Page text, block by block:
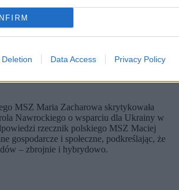
Deletion Data Access Privacy Policy
MSZ Maria Zacharowa skrytykowała
Nawrockiego o wsparciu dla Ukrainy w
rzecznik polskiego MSZ Maciej
gospodarcze i społeczne, podkreślając, że
– zbrojnie i hybrydowo.